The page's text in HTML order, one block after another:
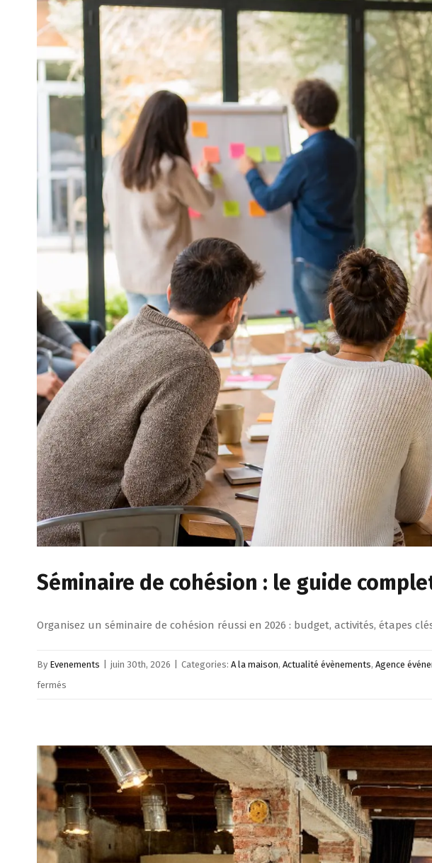
Séminaire de cohésion : le guide
Organisez un séminaire de cohésion réussi en 2026 : budget, activités, étapes
By Evenements juin 30th, 2026 Categories: A la maison, Actualité évènements, Agence
fermés
cohésion
:
le
guide
complet
pour